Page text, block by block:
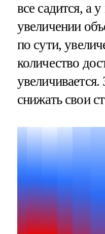
все садится, а
увеличении
по сути,
количество
снижать свои